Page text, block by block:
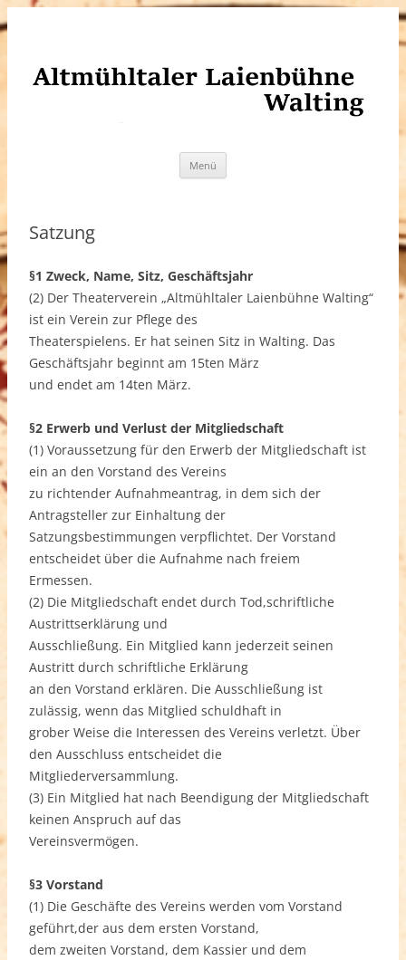
Altmühltaler Laienbühne Walting
Menü
Satzung
§1 Zweck, Name, Sitz, Geschäftsjahr
(2) Der Theaterverein „Altmühltaler Laienbühne Walting“
ist ein Verein zur Pflege des
Theaterspielens. Er hat seinen Sitz in Walting. Das
Geschäftsjahr beginnt am 15ten März
und endet am 14ten März.
§2 Erwerb und Verlust der Mitgliedschaft
(1) Voraussetzung für den Erwerb der Mitgliedschaft ist
ein an den Vorstand des Vereins
zu richtender Aufnahmeantrag, in dem sich der
Antragsteller zur Einhaltung der
Satzungsbestimmungen verpflichtet. Der Vorstand
entscheidet über die Aufnahme nach freiem
Ermessen.
(2) Die Mitgliedschaft endet durch Tod,schriftliche
Austrittserklärung und
Ausschließung. Ein Mitglied kann jederzeit seinen
Austritt durch schriftliche Erklärung
an den Vorstand erklären. Die Ausschließung ist
zulässig, wenn das Mitglied schuldhaft in
grober Weise die Interessen des Vereins verletzt. Über
den Ausschluss entscheidet die
Mitgliederversammlung.
(3) Ein Mitglied hat nach Beendigung der Mitgliedschaft
keinen Anspruch auf das
Vereinsvermögen.
§3 Vorstand
(1) Die Geschäfte des Vereins werden vom Vorstand
geführt,der aus dem ersten Vorstand,
dem zweiten Vorstand, dem Kassier und dem